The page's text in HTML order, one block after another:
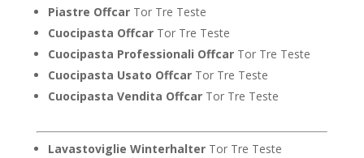
Piastre OffcarTor Tre Teste
Cuocipasta OffcarTor Tre Teste
Cuocipasta Professionali OffcarTor Tre Teste
Cuocipasta Usato OffcarTor Tre Teste
Cuocipasta Vendita OffcarTor Tre Teste
Lavastoviglie WinterhalterTor Tre Teste